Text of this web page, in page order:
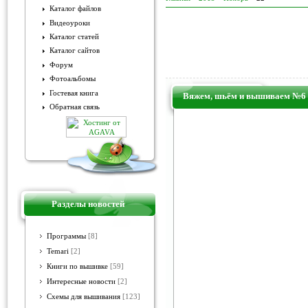
Каталог файлов
Видеоуроки
Каталог статей
Каталог сайтов
Форум
Фотоальбомы
Гостевая книга
Обратная связь
Разделы новостей
Программы [8]
Temari [2]
Книги по вышивке [59]
Интересные новости [2]
Схемы для вышивания [123]
Вяжем, шьём и вышиваем №6